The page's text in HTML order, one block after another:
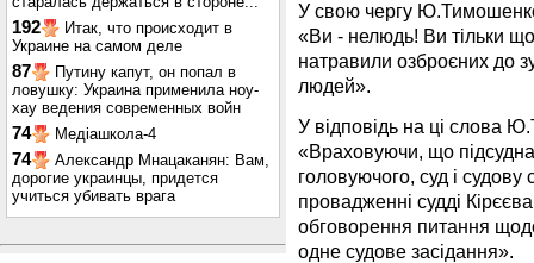
192
Итак, что происходит в
Украине на самом деле
87
Путину капут, он попал в
ловушку: Украина применила ноу-
хау ведения современных войн
74 Медіашкола-4
74
Александр Мнацаканян: Вам,
дорогие украинцы, придется
учиться убивать врага
У свою чергу
«Ви - нелюдь! Ви тільки
натравили озброєних до
людей».
У відповідь на ці слова
«Враховуючи, що
головуючого, суд і
провадженні судді
обговорення питання
одне судове засідання».